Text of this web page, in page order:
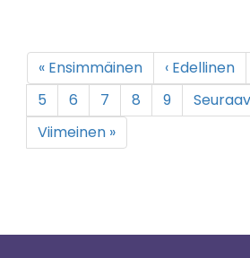
Pagination
First
page
« Ensimmäinen
Previous
page
‹ Edellinen
Page
5 Page
6 Page
7 Page
8 Page
9
Next
page
Last
page
Viimeinen »